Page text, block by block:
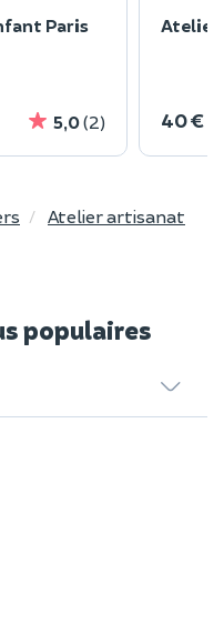
Paris
5,0(2)
Atelier
40 €
Atelier artisanat
populaires